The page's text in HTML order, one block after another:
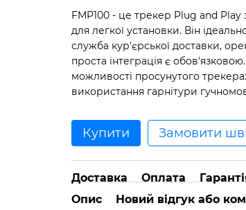
FMP100 - це трекер Plug and
для легкої установки. Він
служба кур'єрської доставки,
проста інтеграція є
можливості просунутого
використання гарнітури
Купити Замовити
Доставка Оплата
Опис
Новий відгук або